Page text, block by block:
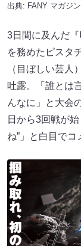
出典: FANY マガジン
3日間に及んだ
を務めたピスタ
（目ぼしい芸人
吐露。「誰とは
んなに」と大会
日から3回戦が
ね”」と白目でコ